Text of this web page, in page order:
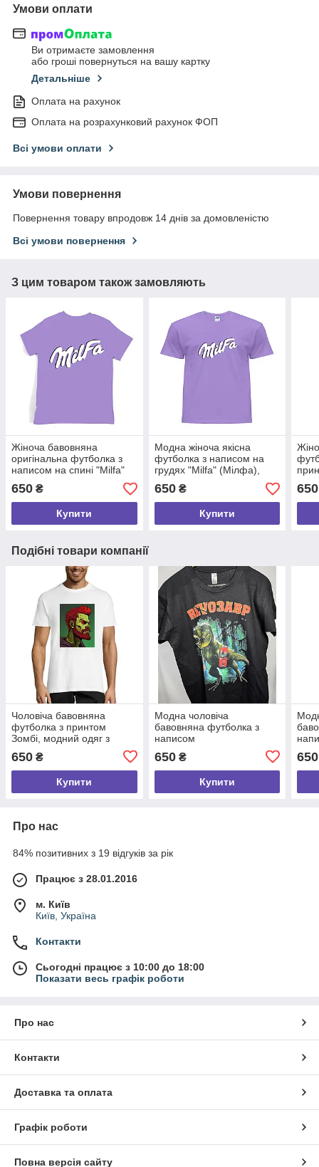
Умови оплати
Ви отримаєте замовлення
або гроші повернуться на вашу картку
Детальніше
Оплата на рахунок
Оплата на розрахунковий рахунок ФОП
Всі умови оплати
Умови повернення
Повернення товару впродовж 14 днів за домовленістю
Всі умови повернення
З цим товаром також замовляють
Жіноча бавовняна
оригінальна футболка з
написом на спині "Milfa"
(Мілфа), 100% бавовна,
розмір S
650 ₴
Купити
Модна жіноча якісна
футболка з написом на
грудях "Milfa" (Мілфа),
100% бавовна, розмір S
650₴
Купити
650
Подібні товари компанії
Чоловіча бавовняна
футболка з принтом
Зомбі, модний одяг з
якісним принтом розмір S
650 ₴
Купити
Модна чоловіча
бавовняна футболка з
написом
оригінальний одяг розмір
S
650₴
Купити
650
Про нас
84% позитивних з 19 відгуків за рік
Працює з 28.01.2016
м. Київ
Київ, Україна
Контакти
Сьогодні працює з 10:00 до 18:00
Показати весь графік роботи
Про нас
Контакти
Доставка та оплата
Графік роботи
Повна версія сайту